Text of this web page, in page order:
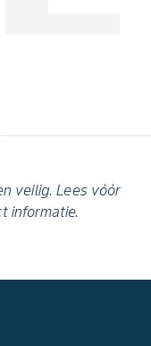
veilig. Lees vóór
informatie.